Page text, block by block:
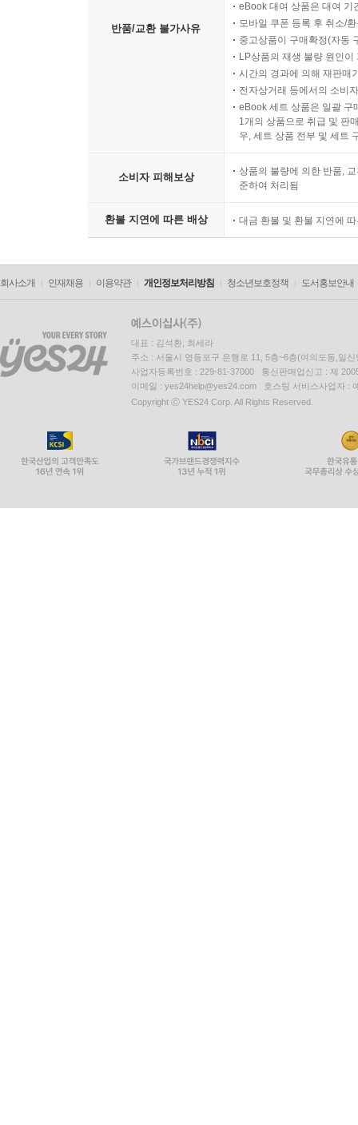
반품/교환 불가사유
eBook 대여 상품은 대여 기
모바일 쿠폰 등록 후 취소/
중고상품이 구매확정(자동
LP상품의 재생 불량 원인
시간의 경과에 의해 재판매
전자상거래 등에서의 소비
eBook 세트 상품은 일괄 구
1개의 상품으로 취급 및 판
우, 세트 상품 전부 및 세트
소비자 피해보상
상품의 불량에 의한 반품,
준하여 처리됨
환불 지연에 따른 배상 대금 환불 및 환불 지연에
회사소개 인재채용 이용약관 개인정보처리방침 청소년보호정책 도서홍보안내
대표 : 김석환, 최세라
주소 : 서울시 영등포구 은행로 11, 5층~6층(여의도동,일신
사업자등록번호 : 229-81-37000 통신판매업신고 : 제
이메일 : yes24help@yes24.com 호스팅 서비스사업자 :
Copyright ⓒ YES24 Corp. All Rights Reserved.